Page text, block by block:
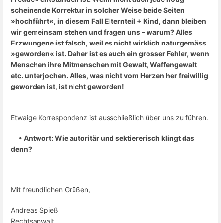
scheinende Korrektur in solcher Weise beide Seiten
»hochführt«, in diesem Fall Elternteil + Kind, dann bleiben
wir gemeinsam stehen und fragen uns – warum? Alles
Erzwungene ist falsch, weil es nicht wirklich naturgemäss
»geworden« ist. Daher ist es auch ein grosser Fehler, wenn
Menschen ihre Mitmenschen mit Gewalt, Waffengewalt
etc. unterjochen. Alles, was nicht vom Herzen her freiwillig
geworden ist, ist nicht geworden!
Etwaige Korrespondenz ist ausschließlich über uns zu führen.
• Antwort: Wie autoritär und sektiererisch klingt das
denn?
Mit freundlichen Grüßen,
Andreas Spieß
Rechtsanwalt